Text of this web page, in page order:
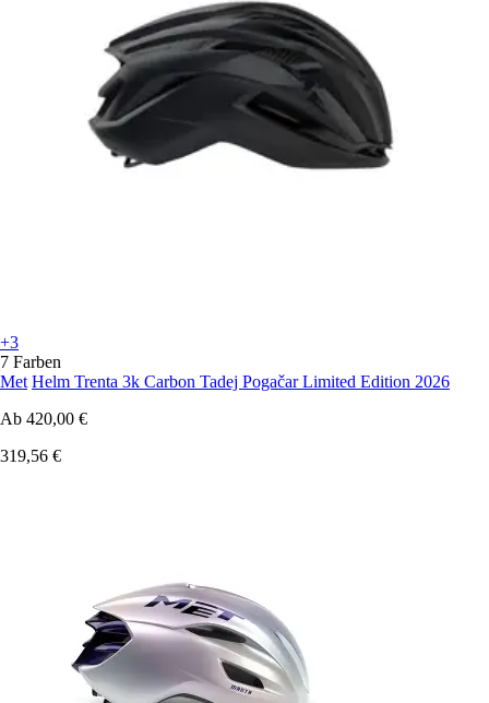
+3
7 Farben
Met Helm Trenta 3k Carbon Tadej Pogačar Limited Edition 2026
Ab 420,00 €
319,56 €